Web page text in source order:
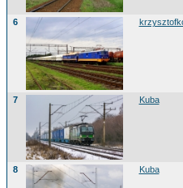
6
7 Kuba
8 Kuba